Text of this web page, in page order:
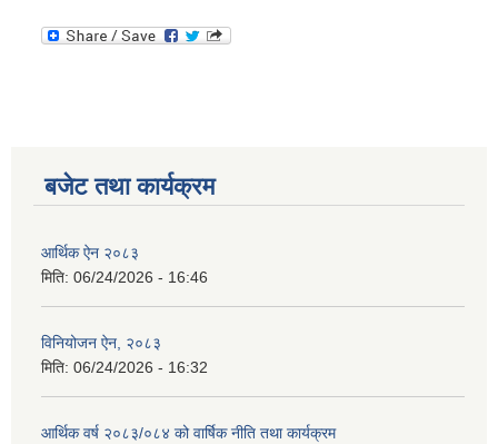
बजेट तथा कार्यक्रम
आर्थिक ऐन २०८३
मिति: 06/24/2026 - 16:46
विनियोजन ऐन, २०८३
मिति: 06/24/2026 - 16:32
आर्थिक वर्ष २०८३/०८४ को वार्षिक नीति तथा कार्यक्रम